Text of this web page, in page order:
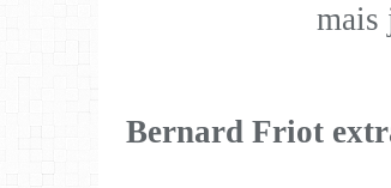
mais
Bernard Friot